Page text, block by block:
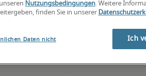
Nutzungsbedingungen. Weitere
finden Sie in unserer
Daten nicht Ich